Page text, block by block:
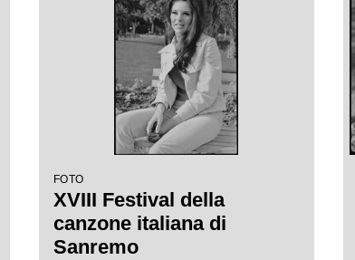
FOTO
XVIII Festival della
canzone italiana di
Sanremo